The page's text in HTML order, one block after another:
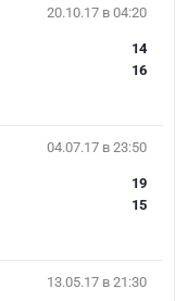
20.10.17 в 04:20
14
16
04.07.17 в 23:50
19
15
13.05.17 в 21:30